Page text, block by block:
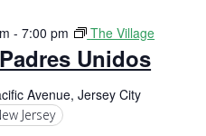
Unidos
-7:00 pm The Village
Avenue, Jersey City
Jersey